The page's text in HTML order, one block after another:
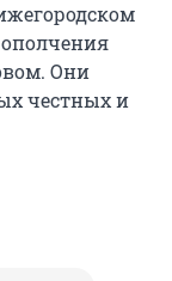
ополчения
Они
честных и